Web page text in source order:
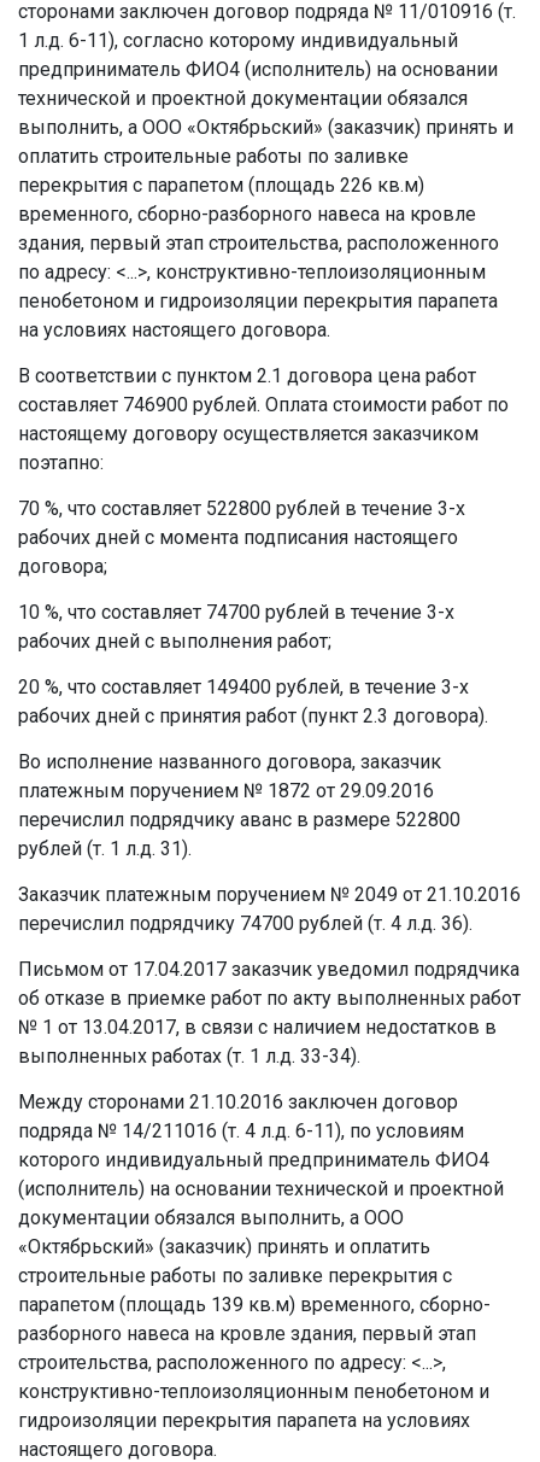
сторонами заключен договор подряда № 11/010916 (т.
1 л.д. 6-11), согласно которому индивидуальный
предприниматель ФИО4 (исполнитель) на основании
технической и проектной документации обязался
выполнить, а ООО «Октябрьский» (заказчик) принять и
оплатить строительные работы по заливке
перекрытия с парапетом (площадь 226 кв.м)
временного, сборно-разборного навеса на кровле
здания, первый этап строительства, расположенного
по адресу: <...>, конструктивно-теплоизоляционным
пенобетоном и гидроизоляции перекрытия парапета
на условиях настоящего договора.
В соответствии с пунктом 2.1 договора цена работ
составляет 746900 рублей. Оплата стоимости работ по
настоящему договору осуществляется заказчиком
поэтапно:
70 %, что составляет 522800 рублей в течение 3-х
рабочих дней с момента подписания настоящего
договора;
10 %, что составляет 74700 рублей в течение 3-х
рабочих дней с выполнения работ;
20 %, что составляет 149400 рублей, в течение 3-х
рабочих дней с принятия работ (пункт 2.3 договора).
Во исполнение названного договора, заказчик
платежным поручением № 1872 от 29.09.2016
перечислил подрядчику аванс в размере 522800
рублей (т. 1 л.д. 31).
Заказчик платежным поручением № 2049 от 21.10.2016
перечислил подрядчику 74700 рублей (т. 4 л.д. 36).
Письмом от 17.04.2017 заказчик уведомил подрядчика
об отказе в приемке работ по акту выполненных работ
№ 1 от 13.04.2017, в связи с наличием недостатков в
выполненных работах (т. 1 л.д. 33-34).
Между сторонами 21.10.2016 заключен договор
подряда № 14/211016 (т. 4 л.д. 6-11), по условиям
которого индивидуальный предприниматель ФИО4
(исполнитель) на основании технической и проектной
документации обязался выполнить, а ООО
«Октябрьский» (заказчик) принять и оплатить
строительные работы по заливке перекрытия с
парапетом (площадь 139 кв.м) временного, сборно-
разборного навеса на кровле здания, первый этап
строительства, расположенного по адресу: <...>,
конструктивно-теплоизоляционным пенобетоном и
гидроизоляции перекрытия парапета на условиях
настоящего договора.